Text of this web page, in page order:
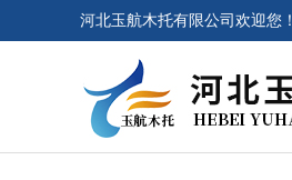
河北玉航木托有限公司欢迎您！